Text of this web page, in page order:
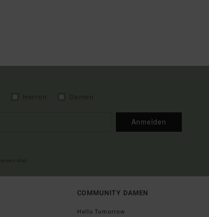
Anmelden
COMMUNITY DAMEN
Hello Tomorrow